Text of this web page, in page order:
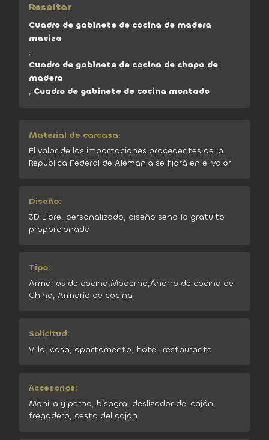
Resaltar
Cuadro de gabinete de cocina de madera
maciza
,
Cuadro de gabinete de cocina de chapa de
madera
, Cuadro de gabinete de cocina montado
Material de carcasa:
El valor de las importaciones procedentes de la
República Federal de Alemania se fijará en el valor
Diseño:
3D Libre, personalizado, diseño sencillo gratuito
proporcionado
Tipo:
Armarios de cocina,Moderno,Ahorro de cocina de
China, Armario de cocina
Solicitud:
Villa, casa, apartamento, hotel, restaurante
Accesorios:
Manilla y perno, bisagra, deslizador del cajón,
fregadero, cesta del cajón